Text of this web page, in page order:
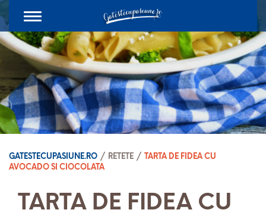
Toggle
GATESTECUPASIUNE.RO / RETETE /
TARTA DE FIDEA CU
AVOCADO SI CIOCOLATA
TARTA DE FIDEA CU